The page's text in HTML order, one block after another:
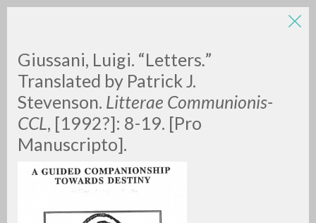
Giussani, Luigi. “Letters.”
Translated by Patrick J.
Stevenson. Litterae Communionis-
CCL, [1992?]: 8-19. [Pro
Manuscripto].
LUIGI
GIUSSANI